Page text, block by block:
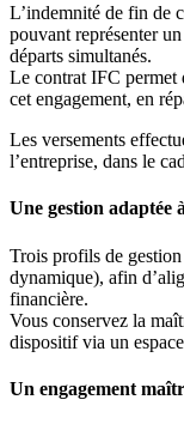
L’indemnité de fin de
pouvant représenter
départs simultanés.
Le contrat IFC permet
cet engagement, en
Les versements
l’entreprise, dans le
Une gestion adaptée
Trois profils de
dynamique), afin
financière.
Vous conservez la
dispositif via un
Un engagement